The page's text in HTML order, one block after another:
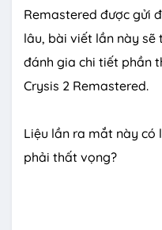
Remastered được gửi
lâu, bài viết lần này sẽ
đánh gia chi tiết phần
Crysis 2 Remastered.
Liệu lần ra mắt này
phải thất vọng?